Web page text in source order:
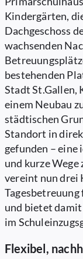
Kindergärten,
Dachgeschoss
wachsenden
bestehenden
Stadt St.Gallen,
einem Neubau
städtischen
Standort in
gefunden – eine
und kurze Wege
vereint nun drei
und bietet
im
Flexibel,